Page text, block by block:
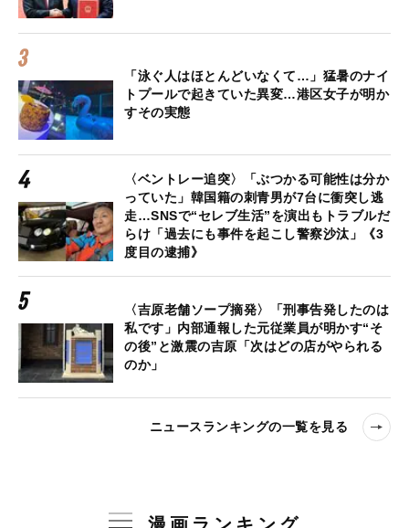
「泳ぐ人はほとんどいなくて…」猛暑のナイ
トプールで起きていた異変…港区女子が明か
すその実態
〈ベントレー追突〉「ぶつかる可能性は分か
っていた」韓国籍の刺青男が7台に衝突し逃
走…SNSで“セレブ生活”を演出もトラブルだ
らけ「過去にも事件を起こし警察沙汰」《3
度目の逮捕》
〈吉原老舗ソープ摘発〉「刑事告発したのは
私です」内部通報した元従業員が明かす“そ
の後”と激震の吉原「次はどの店がやられる
のか」
ニュースランキングの一覧を見る